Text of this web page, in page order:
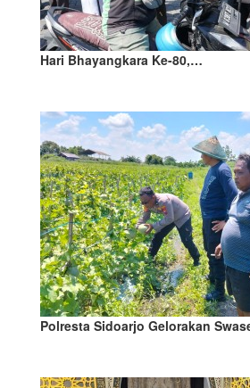
Hari Bhayangkara Ke-80,…
Polresta Sidoarjo Gelorakan